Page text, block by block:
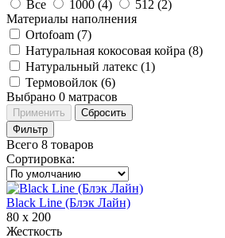
Все 1000 (4) 512 (2)
Материалы наполнения
Ortofoam (7)
Натуральная кокосовая койра (8)
Натуральный латекс (1)
Термовойлок (6)
Выбрано 0 матрасов
Применить
Сбросить
Фильтр
Всего 8 товаров
Сортировка:
Black Line (Блэк Лайн)
80 х 200
Жесткость